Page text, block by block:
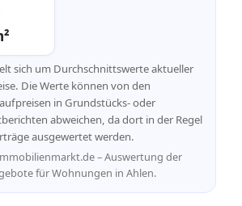
sich um Durchschnittswerte aktueller
Die Werte können von den
in Grundstücks- oder
abweichen, da dort in der Regel
ausgewertet werden.
– Auswertung der
für Wohnungen in Ahlen.